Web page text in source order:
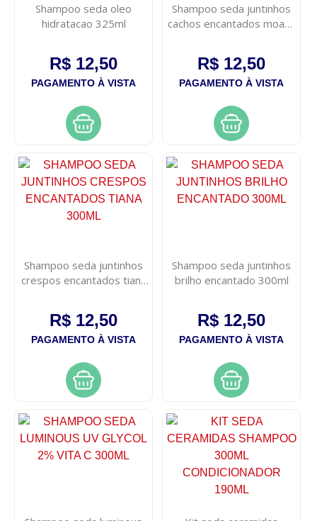
Shampoo seda oleo
hidratacao 325ml
R$ 12,50
PAGAMENTO À VISTA
Shampoo seda juntinhos
cachos encantados moana
R$ 12,50
PAGAMENTO À VISTA
Shampoo seda juntinhos
crespos encantados tiana
R$ 12,50
PAGAMENTO À VISTA
Shampoo seda juntinhos
brilho encantado 300ml
R$ 12,50
PAGAMENTO À VISTA